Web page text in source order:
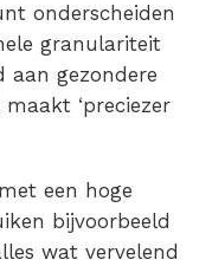
onderscheiden
granulariteit
aan gezondere
‘preciezer
een hoge
bijvoorbeeld
wat vervelend